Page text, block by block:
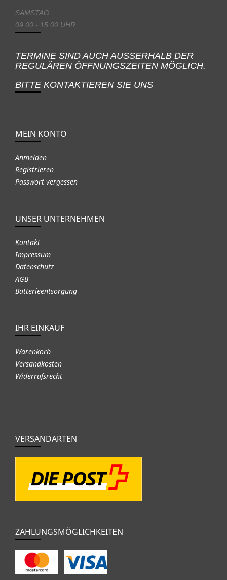
SAMSTAG
09:00 - 15:00 UHR
TERMINE SIND AUCH AUSSERHALB DER
REGULÄREN ÖFFNUNGSZEITEN MÖGLICH.
BITTE KONTAKTIEREN SIE UNS
MEIN KONTO
Anmelden
Registrieren
Passwort vergessen
UNSER UNTERNEHMEN
Kontakt
Impressum
Datenschutz
AGB
Batterieentsorgung
IHR EINKAUF
Warenkorb
Versandkosten
Widerrufsrecht
VERSANDARTEN
ZAHLUNGSMÖGLICHKEITEN